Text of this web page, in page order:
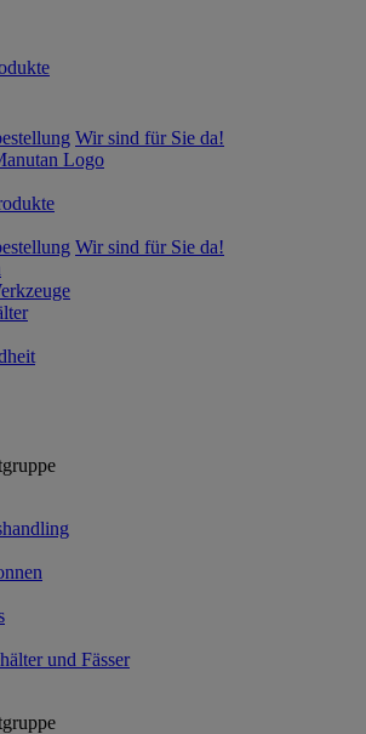
Wir sind für Sie da!
Wir sind für Sie da!
und Fässer